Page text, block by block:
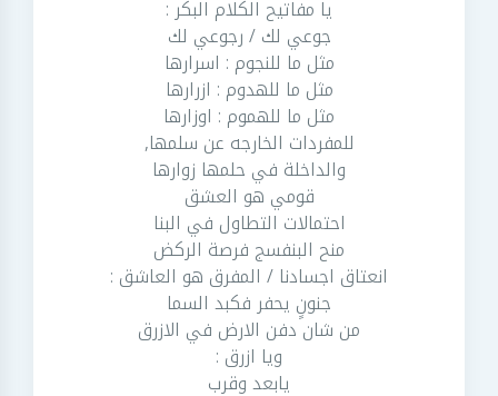
يا مفاتيح الكلام البكر :
جوعي لك / رجوعي لك
مثل ما للنجوم : اسرارها
مثل ما للهدوم : ازرارها
مثل ما للهموم : اوزارها
للمفردات الخارجه عن سلمها,
والداخلة في حلمها زوارها
قومي هو العشق
احتمالات التطاول في البنا
منح البنفسج فرصة الركض
انعتاق اجسادنا / المفرق هو العاشق :
جنونٍ يحفر فكبد السما
من شان دفن الارض في الازرق
ويا ازرق :
يابعد وقرب